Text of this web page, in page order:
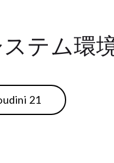
テム環
21